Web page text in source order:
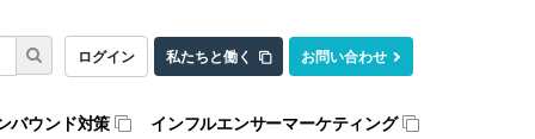
ログイン 私たちと働く お問い合わせ
バウンド対策 インフルエンサーマーケティング